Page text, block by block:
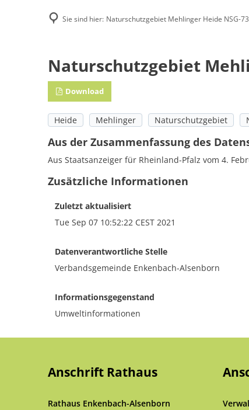
E-
Sie sind hier: Naturschutzgebiet Mehlinger Heide NSG-
Naturschutzgebiet
Download
Heide Mehlinger Naturschutzgebiet
Aus der Zusammenfassung des
Aus Staatsanzeiger für Rheinland-Pfalz vom 4.
Zusätzliche Informationen
Zuletzt aktualisiert
Tue Sep 07 10:52:22 CEST 2021
Datenverantwortliche Stelle
Verbandsgemeinde Enkenbach-Alsenborn
Informationsgegenstand
Umweltinformationen
Anschrift Rathaus
Rathaus Enkenbach-Alsenborn